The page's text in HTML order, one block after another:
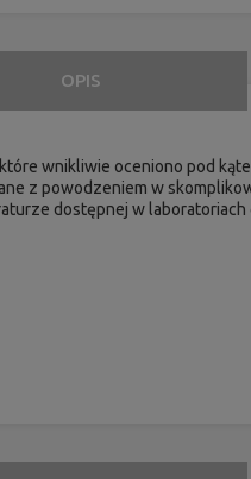
OPIS
wnikliwie oceniono pod
z powodzeniem w
dostępnej w